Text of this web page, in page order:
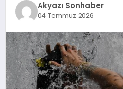
TEKNOLOJI
YAŞAM
Akyazı Sonhaber
04 Temmuz 2026